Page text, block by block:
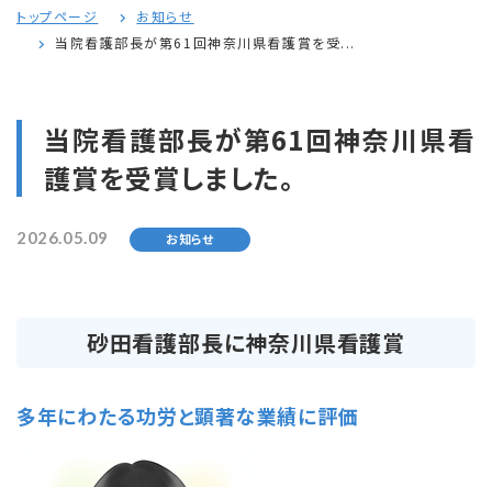
トップページ
お知らせ
当院看護部長が第61回神奈川県看護賞を受...
当院看護部長が第61回神奈川県看
護賞を受賞しました。
2026.05.09 お知らせ
砂田看護部長に神奈川県看護賞
多年にわたる功労と顕著な業績に評価